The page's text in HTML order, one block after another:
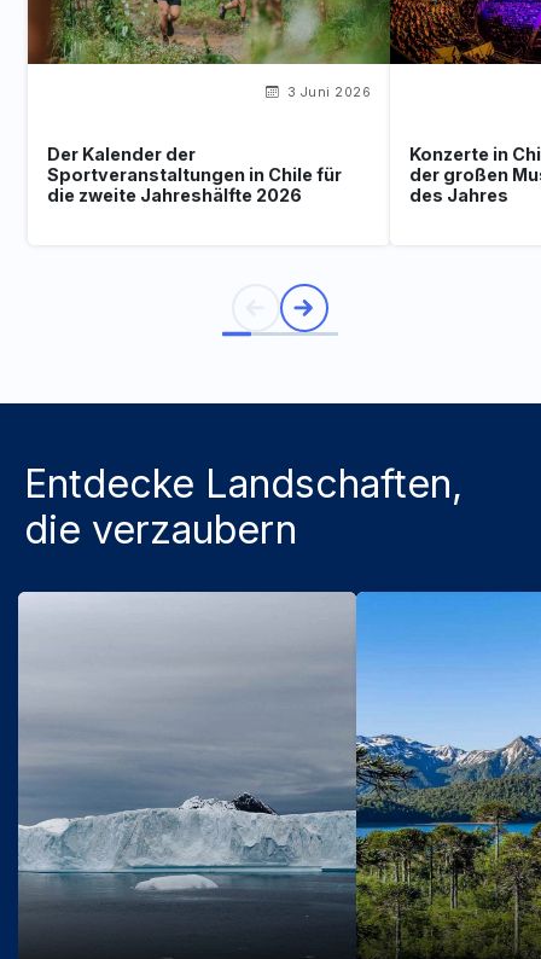
3 Juni 2026
Der Kalender der
Sportveranstaltungen in Chile für
die zweite Jahreshälfte 2026
Konzerte in
der großen
des Jahres
Entdecke Landschaften,
die verzaubern